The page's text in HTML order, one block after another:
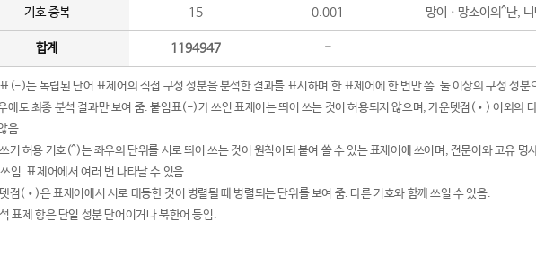
기호 중복 15 0.001 망이ㆍ망소이의^난,
합계 1194947 -
(-)는 독립된 단어 표제어의 직접 구성 성분을 분석한 결과를 표시하며 한 표제어에 한 번만 씀. 둘 이상의 구성 성분
에도 최종 분석 결과만 보여 줌. 붙임표(-)가 쓰인 표제어는 띄어 쓰는 것이 허용되지 않으며, 가운뎃점(•) 이외의
음.
기 허용 기호(^)는 좌우의 단위를 서로 띄어 쓰는 것이 원칙이되 붙여 쓸 수 있는 표제어에 쓰이며, 전문어와 고유 명
임. 표제어에서 여러 번 나타날 수 있음.
점(•)은 표제어에서 서로 대등한 것이 병렬될 때 병렬되는 단위를 보여 줌. 다른 기호와 함께 쓰일 수 있음.
표제 항은 단일 성분 단어이거나 북한어 등임.